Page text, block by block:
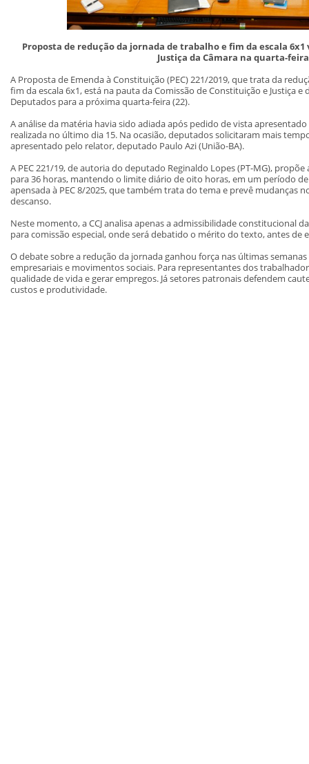
Proposta de redução da jornada de trabalho e fim da escala
Justiça da Câmara na quarta-feira
A Proposta de Emenda à Constituição (PEC) 221/2019, que trata da
fim da escala 6x1, está na pauta da Comissão de Constituição e Justiça e
Deputados para a próxima quarta-feira (22).
A análise da matéria havia sido adiada após pedido de vista
realizada no último dia 15. Na ocasião, deputados solicitaram mais
apresentado pelo relator, deputado Paulo Azi (União-BA).
A PEC 221/19, de autoria do deputado Reginaldo Lopes (PT-MG),
para 36 horas, mantendo o limite diário de oito horas, em um período
apensada à PEC 8/2025, que também trata do tema e prevê mudanças
descanso.
Neste momento, a CCJ analisa apenas a admissibilidade constitucional
para comissão especial, onde será debatido o mérito do texto, antes de
O debate sobre a redução da jornada ganhou força nas últimas
empresariais e movimentos sociais. Para representantes dos
qualidade de vida e gerar empregos. Já setores patronais defendem
custos e produtividade.